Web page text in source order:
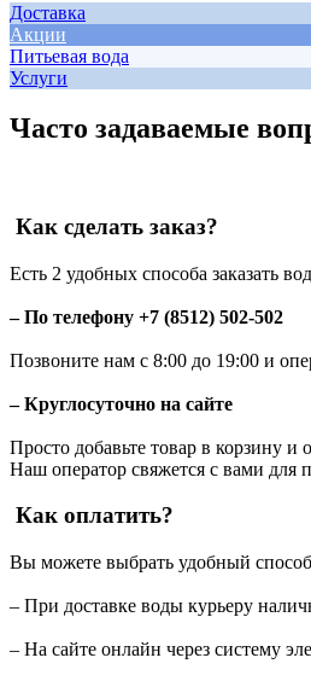
Доставка
Акции
Питьевая вода
Услуги
Часто задаваемые
Как сделать заказ?
Есть 2 удобных способа заказать
– По телефону +7 (8512) 502-502
Позвоните нам с 8:00 до 19:00 и
– Круглосуточно на сайте
Просто добавьте товар в корзину и
Наш оператор свяжется с вами для
Как оплатить?
Вы можете выбрать удобный
– При доставке воды курьеру
– На сайте онлайн через систему